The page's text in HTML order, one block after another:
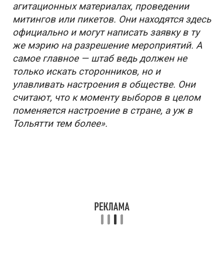
агитационных материалах, проведении
митингов или пикетов. Они находятся здесь
официально и могут написать заявку в ту
же мэрию на разрешение мероприятий. А
самое главное — штаб ведь должен не
только искать сторонников, но и
улавливать настроения в обществе. Они
считают, что к моменту выборов в целом
поменяется настроение в стране, а уж в
Тольятти тем более».